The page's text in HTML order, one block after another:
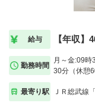
給与 【年収】
勤務時間
月～金:09
30分（休憩
最寄り駅 ＪＲ総武線